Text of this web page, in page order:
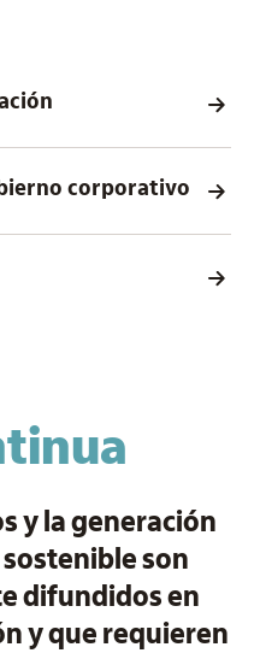
corporativo
y la generación
son
difundidos en
y que requieren